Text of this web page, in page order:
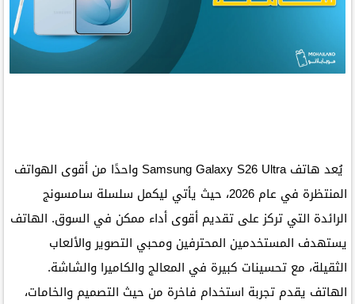
يُعد هاتفSamsung Galaxy S26 Ultra واحدًا من أقوى الهواتف
المنتظرة في عام 2026، حيث يأتي ليكمل سلسلة سامسونج
الرائدة التي تركز على تقديم أقوى أداء ممكن في السوق. الهاتف
يستهدف المستخدمين المحترفين ومحبي التصوير والألعاب
الثقيلة، مع تحسينات كبيرة في المعالج والكاميرا والشاشة.
الهاتف يقدم تجربة استخدام فاخرة من حيث التصميم والخامات،